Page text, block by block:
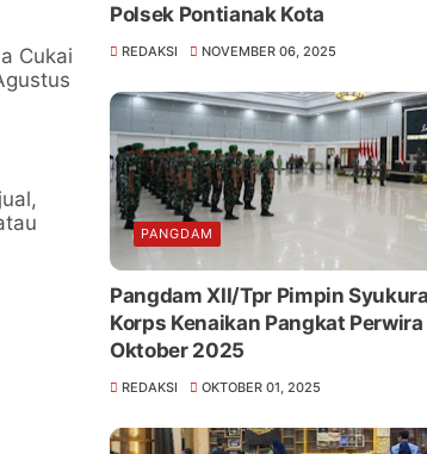
Cukai
Polsek Pontianak Kota
REDAKSI NOVEMBER 06, 2025
PANGDAM
Pangdam XII/Tpr Pimpin
Korps Kenaikan Pangkat Perwira
Oktober 2025
REDAKSI OKTOBER 01, 2025